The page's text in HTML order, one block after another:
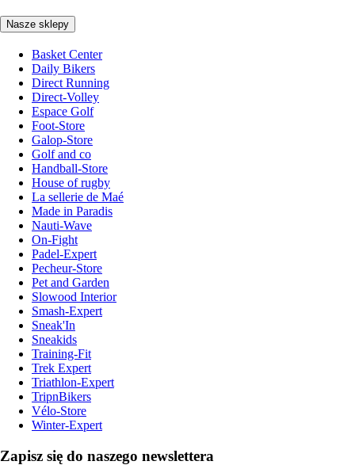
Nasze sklepy
Basket Center
Daily Bikers
Direct Running
Direct-Volley
Espace Golf
Foot-Store
Galop-Store
Golf and co
Handball-Store
House of rugby
La sellerie de Maé
Made in Paradis
Nauti-Wave
On-Fight
Padel-Expert
Pecheur-Store
Pet and Garden
Slowood Interior
Smash-Expert
Sneak'In
Sneakids
Training-Fit
Trek Expert
Triathlon-Expert
TripnBikers
Vélo-Store
Winter-Expert
Zapisz się do naszego newslettera